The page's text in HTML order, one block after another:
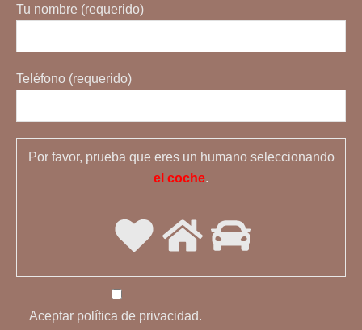
Tu nombre (requerido)
Teléfono (requerido)
Por favor, prueba que eres un humano seleccionando
el coche.
Aceptar política de privacidad.